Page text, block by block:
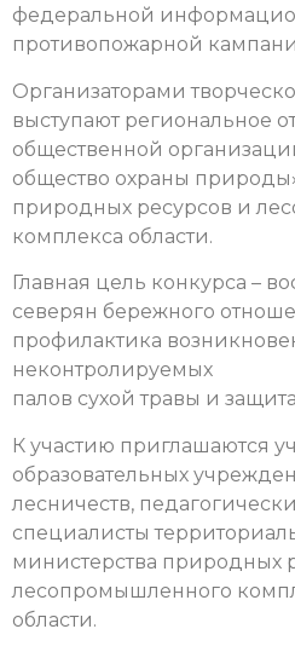
федеральной
противопожарной
Организаторами
выступают региональное
общественной
общество охраны
природных ресурсов и
комплекса области.
Главная цель конкурса –
северян бережного
профилактика
неконтролируемых
палов сухой травы и
К участию приглашаются
образовательных
лесничеств,
специалисты
министерства природных
лесопромышленного
области.